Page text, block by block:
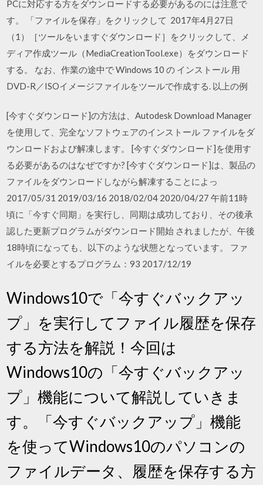
PCに対応する方をダウンロードする必要があるのには注意で
す。 「ファイルを保存」をクリックして 2017年4月27日
（1）［ツールをいますぐダウンロード］をクリックして、メ
ディア作成ツール（MediaCreationTool.exe）をダウンロード
する。 なお、作業の途中で Windows 10 の インストール 用
DVD-R／ISOイメージファイルをツールで作成する. 以上の例
[今すぐダウンロード]の方法は、Autodesk Download Manager
を使用して、完全なソフトウェアのインストール ファイルをダ
ウンロードおよび解凍します。 [今すぐダウンロード]を使用す
る必要があるのはなぜですか? [今すぐダウンロード]は、製品の
ファイルをダウンロードしながら解凍することによっ
2017/05/31 2019/03/16 2018/02/04 2020/04/27 午前11時
頃に「今すぐ同期」を実行し、同期は成功しており、その後承
認した更新プログラムがダウンロード開始 されましたが、午後
18時頃になっても、以下のような状態となっています。 ファ
イルを必要とするプログラム：93 2017/12/19
Windows10で「今すぐバックアッ
プ」を実行してファイル履歴を保存
する方法を解説！今回は
Windows10の「今すぐバックアッ
プ」機能について解説していきま
す。「今すぐバックアップ」機能
を使ってWindows10のパソコンの
ファイルデータ、履歴を保存する方